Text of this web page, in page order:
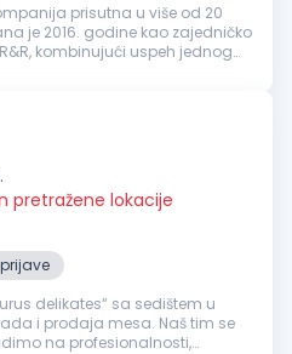
prisutna u više od 20
je 2016. godine kao zajedničko
kombinujući uspeh jednog
pretražene lokacije
delikates“ sa sedištem u
i prodaja mesa. Naš tim se
na profesionalnosti,